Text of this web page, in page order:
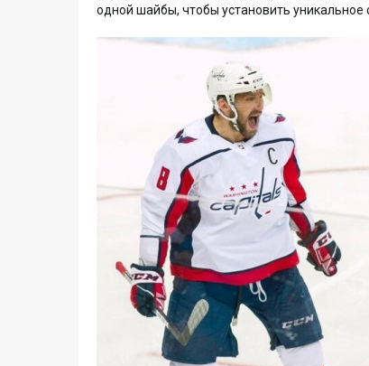
одной шайбы, чтобы установить